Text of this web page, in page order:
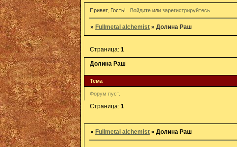
Привет, Гость! Войдитеили зарегистрируйтесь.
» Fullmetal alchemist »Долина Раш
Долина Раш
Страница:1
Тема
Форум пуст.
Страница:1
» Fullmetal alchemist »Долина Раш